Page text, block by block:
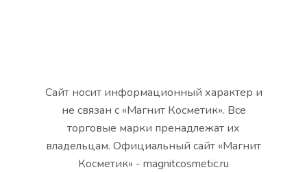
Сайт носит информационный характер и
не связан с «Магнит Косметик». Все
торговые марки пренадлежат их
владельцам. Официальный сайт «Магнит
Косметик» - magnitcosmetic.ru